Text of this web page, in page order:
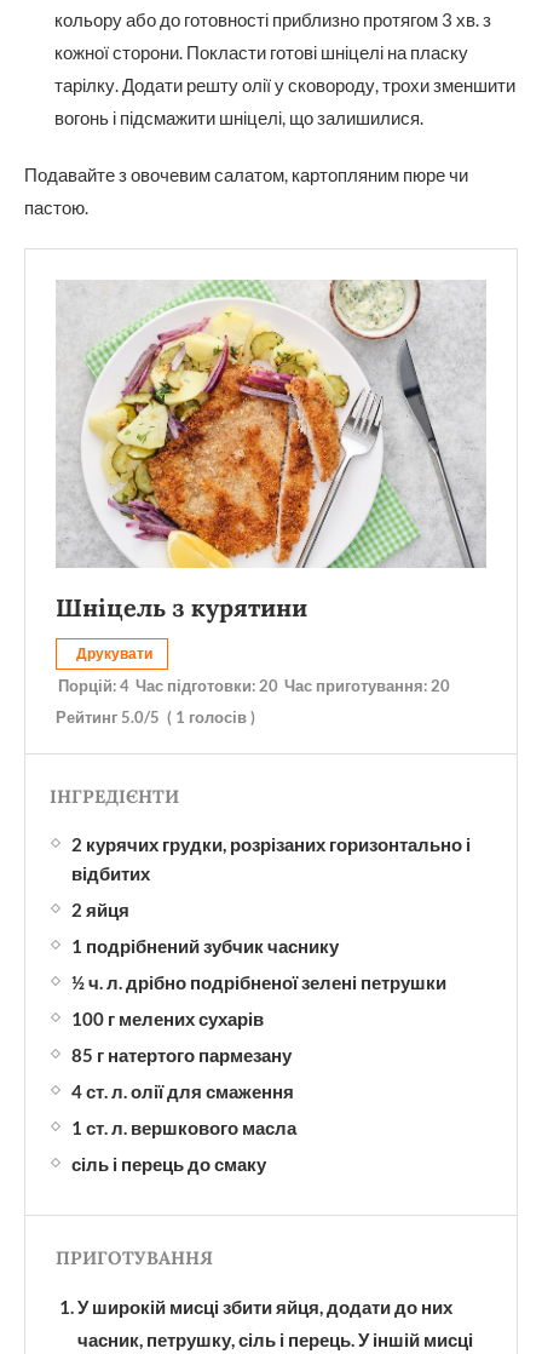
кольору або до готовності приблизно протягом 3 хв. з
кожної сторони. Покласти готові шніцелі на пласку
тарілку. Додати решту олії у сковороду, трохи зменшити
вогонь і підсмажити шніцелі, що залишилися.
Подавайте з овочевим салатом, картопляним пюре чи
пастою.
Шніцель з курятини
Друкувати
Порцій:4 Час підготовки: 20 Час приготування: 20
Рейтинг 5.0/5 ( 1 голосів )
ІНГРЕДІЄНТИ
2 курячих грудки, розрізаних горизонтально і
відбитих
2 яйця
1 подрібнений зубчик часнику
½ ч. л. дрібно подрібненої зелені петрушки
100 г мелених сухарів
85 г натертого пармезану
4 ст. л. олії для смаження
1 ст. л. вершкового масла
сіль і перець до смаку
ПРИГОТУВАННЯ
У широкій мисці збити яйця, додати до них
часник, петрушку, сіль і перець. У іншій мисці